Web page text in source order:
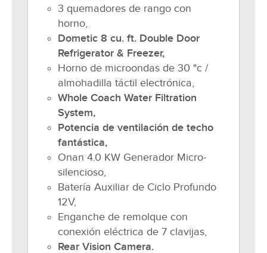
3 quemadores de rango con
horno,
Dometic 8 cu. ft. Double Door
Refrigerator & Freezer,
Horno de microondas de 30 "c /
almohadilla táctil electrónica,
Whole Coach Water Filtration
System,
Potencia de ventilación de techo
fantástica,
Onan 4.0 KW Generador Micro-
silencioso,
Batería Auxiliar de Ciclo Profundo
12V,
Enganche de remolque con
conexión eléctrica de 7 clavijas,
Rear Vision Camera.